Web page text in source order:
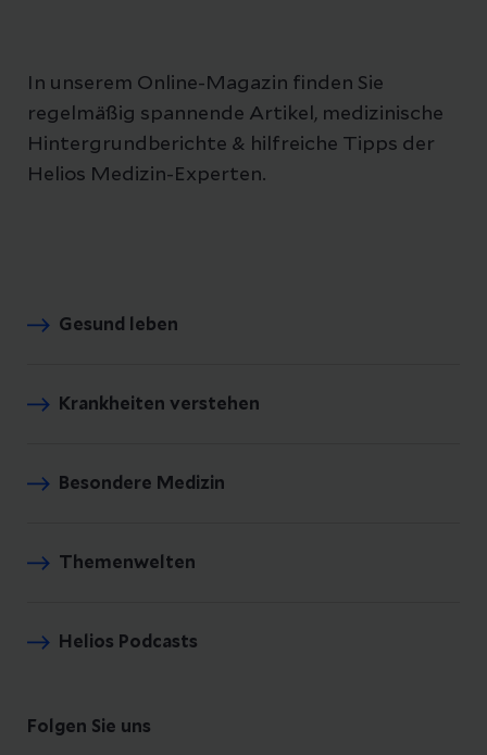
In unserem Online-Magazin finden Sie
regelmäßig spannende Artikel, medizinische
Hintergrundberichte & hilfreiche Tipps der
Helios Medizin-Experten.
Gesund leben
Krankheiten verstehen
Besondere Medizin
Themenwelten
Helios Podcasts
Folgen Sie uns